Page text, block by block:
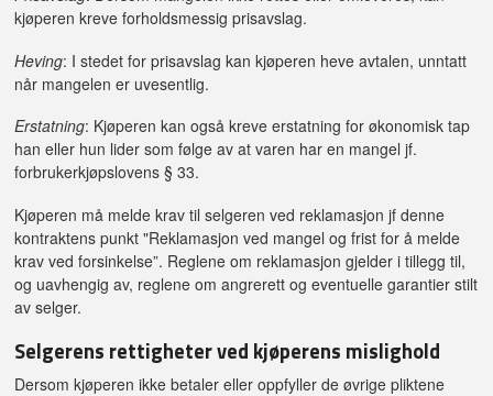
kjøperen kreve forholdsmessig prisavslag.
Heving: I stedet for prisavslag kan kjøperen heve avtalen, unntatt
når mangelen er uvesentlig.
Erstatning: Kjøperen kan også kreve erstatning for økonomisk tap
han eller hun lider som følge av at varen har en mangel jf.
forbrukerkjøpslovens § 33.
Kjøperen må melde krav til selgeren ved reklamasjon jf denne
kontraktens punkt "Reklamasjon ved mangel og frist for å melde
krav ved forsinkelse”. Reglene om reklamasjon gjelder i tillegg til,
og uavhengig av, reglene om angrerett og eventuelle garantier stilt
av selger.
Selgerens rettigheter ved kjøperens mislighold
Dersom kjøperen ikke betaler eller oppfyller de øvrige pliktene